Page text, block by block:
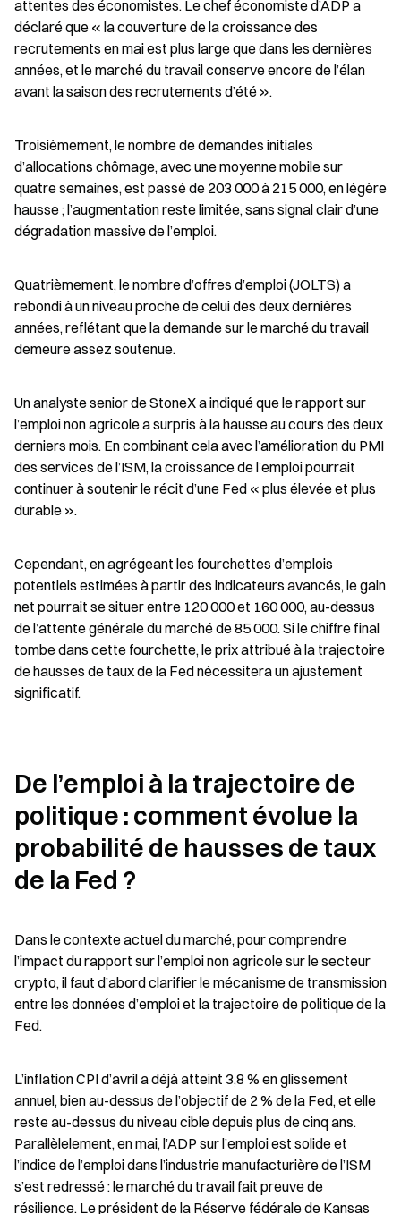
attentes des économistes. Le chef économiste d’ADP a
déclaré que « la couverture de la croissance des
recrutements en mai est plus large que dans les dernières
années, et le marché du travail conserve encore de l’élan
avant la saison des recrutements d’été ».
Troisièmement, le nombre de demandes initiales
d’allocations chômage, avec une moyenne mobile sur
quatre semaines, est passé de 203 000 à 215 000, en légère
hausse ; l’augmentation reste limitée, sans signal clair d’une
dégradation massive de l’emploi.
Quatrièmement, le nombre d’offres d’emploi (JOLTS) a
rebondi à un niveau proche de celui des deux dernières
années, reflétant que la demande sur le marché du travail
demeure assez soutenue.
Un analyste senior de StoneX a indiqué que le rapport sur
l’emploi non agricole a surpris à la hausse au cours des deux
derniers mois. En combinant cela avec l’amélioration du PMI
des services de l’ISM, la croissance de l’emploi pourrait
continuer à soutenir le récit d’une Fed « plus élevée et plus
durable ».
Cependant, en agrégeant les fourchettes d’emplois
potentiels estimées à partir des indicateurs avancés, le gain
net pourrait se situer entre 120 000 et 160 000, au-dessus
de l’attente générale du marché de 85 000. Si le chiffre final
tombe dans cette fourchette, le prix attribué à la trajectoire
de hausses de taux de la Fed nécessitera un ajustement
significatif.
De l’emploi à la trajectoire de
politique : comment évolue la
probabilité de hausses de taux
de la Fed ?
Dans le contexte actuel du marché, pour comprendre
l’impact du rapport sur l’emploi non agricole sur le secteur
crypto, il faut d’abord clarifier le mécanisme de transmission
entre les données d’emploi et la trajectoire de politique de la
Fed.
L’inflation CPI d’avril a déjà atteint 3,8 % en glissement
annuel, bien au-dessus de l’objectif de 2 % de la Fed, et elle
reste au-dessus du niveau cible depuis plus de cinq ans.
Parallèlelement, en mai, l’ADP sur l’emploi est solide et
l’indice de l’emploi dans l’industrie manufacturière de l’ISM
s’est redressé : le marché du travail fait preuve de
résilience. Le président de la Réserve fédérale de Kansas